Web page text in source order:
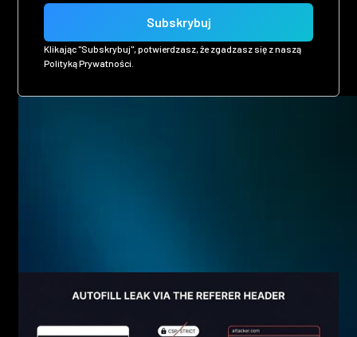
Klikając "Subskrybuj", potwierdzasz, że zgadzasz się z naszą
Polityką Prywatności.